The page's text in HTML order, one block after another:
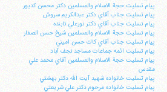
پيام تسليت حجة الاسلام والمسلمين دكتر محسن كديور
پيام تسليت جناب آقاي دكتر عبدالكريم سروش
پيام تسليت جناب آقاي دكتر نورعلي تابنده
پيام تسليت حجة الاسلام والمسلمين شيخ حسن الصفار
پيام تسليت جناب آقاي كاك حسن اميني
پيام تسليت ائمه جماعات مساجد نجف آباد
پيام تسليت حجة الاسلام والمسلمين آقاي محمد علي
مقدس
پيام تسليت خانواده شهيد آيت الله دكتر بهشتي
پيام تسليت خانواده مرحوم دكتر علي شريعتي